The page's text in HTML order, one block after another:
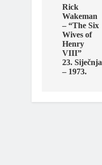
Rick
Wakeman
– “The Six
Wives of
Henry
VIII”
23. Siječnja
– 1973.